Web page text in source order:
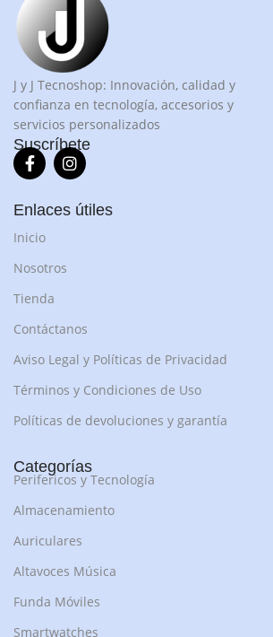
J y J Tecnoshop: Innovación, calidad y
confianza en tecnología, accesorios y
servicios personalizados
Suscríbete
Enlaces útiles
Inicio
Nosotros
Tienda
Contáctanos
Aviso Legal y Políticas de Privacidad
Términos y Condiciones de Uso
Políticas de devoluciones y garantía
Categorías
Perifericos y Tecnología
Almacenamiento
Auriculares
Altavoces Música
Funda Móviles
Smartwatches